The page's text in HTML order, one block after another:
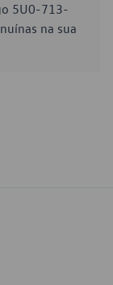
5U0-713-
na sua